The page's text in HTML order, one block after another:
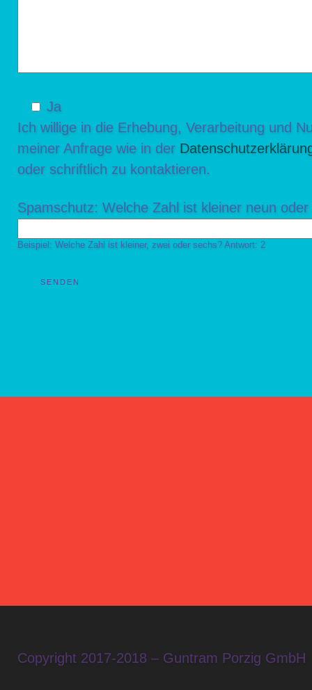
Ja
Ich willige in die Erhebung, Verarbeitung und
meiner Anfrage wie in der
oder schriftlich zu kontaktieren.
Spamschutz: Welche Zahl ist kleiner neun
Beispiel: Welche Zahl ist kleiner, zwei oder sechs? Antwort: 2
Copyright 2017-2018 – Guntram Porzig GmbH